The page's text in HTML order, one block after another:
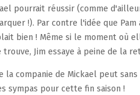
pourrait réussir (comme
!). Par contre l'idée que Pam
bien ! Même si le moment où
Jim essaye à peine de la
la companie de Mickael peut
sympas pour cette fin saison !